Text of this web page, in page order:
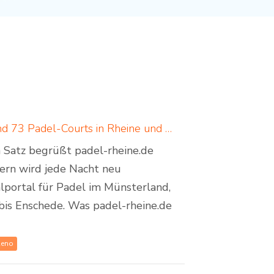
Padel in Rheine: neues Padelportal listet 17 Standorte und 73 Padel-Courts in Rheine und Umgebung
Satz begrüßt padel-rheine.de
wird jede Nacht neu
für Padel im Münsterland,
Enschede. Was padel-rheine.de